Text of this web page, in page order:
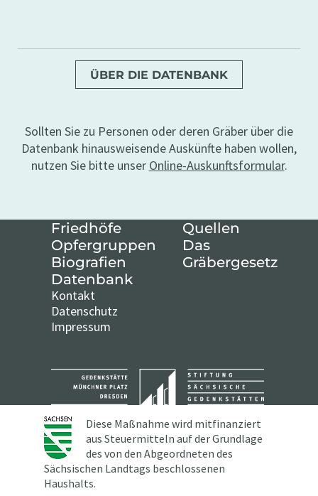
ÜBER DIE DATENBANK
Sollten Sie zu Personen oder deren Gräber über die
Datenbank hinausweisende Auskünfte haben wollen,
nutzen Sie bitte unser Online-Auskunftsformular.
Friedhöfe
Opfergruppen
Biografien
Datenbank
Quellen
Das
Gräbergesetz
Kontakt
Datenschutz
Impressum
Diese Maßnahme wird mitfinanziert
aus Steuermitteln auf der Grundlage
des von den Abgeordneten des
Sächsischen Landtags beschlossenen
Haushalts.